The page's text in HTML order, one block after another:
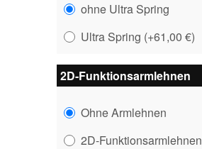
ohne Ultra Spring
Ultra Spring (+61,00 €)
2D-Funktionsarmlehnen
Ohne Armlehnen
2D-Funktionsarmlehnen